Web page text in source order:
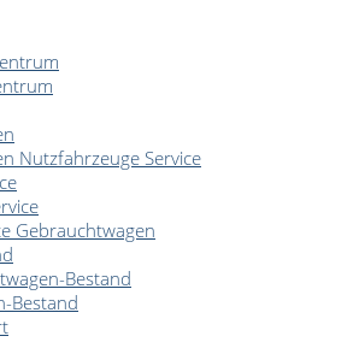
Nutzfahrzeuge Service
Gebrauchtwagen
Bestand
Bestand